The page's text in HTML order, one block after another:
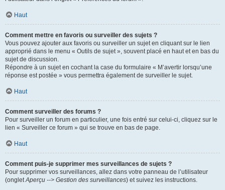
Haut
Comment mettre en favoris ou surveiller des sujets ?
Vous pouvez ajouter aux favoris ou surveiller un sujet en cliquant sur le lien
approprié dans le menu « Outils de sujet », souvent placé en haut et en bas du
sujet de discussion.
Répondre à un sujet en cochant la case du formulaire « M’avertir lorsqu’une
réponse est postée » vous permettra également de surveiller le sujet.
Haut
Comment surveiller des forums ?
Pour surveiller un forum en particulier, une fois entré sur celui-ci, cliquez sur le
lien « Surveiller ce forum » qui se trouve en bas de page.
Haut
Comment puis-je supprimer mes surveillances de sujets ?
Pour supprimer vos surveillances, allez dans votre panneau de l’utilisateur
(ongletAperçu --> Gestion des surveillances) et suivez les instructions.